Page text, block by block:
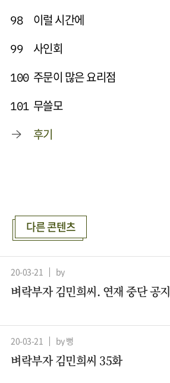
98 이럴 시간에
99 사인회
100 주문이 많은 요리점
101 무쓸모
후기
다른 콘텐츠
20-03-21 by
벼락부자 김민희씨. 연재 중단 공지
20-03-21 by 뻥
벼락부자 김민희씨 35화